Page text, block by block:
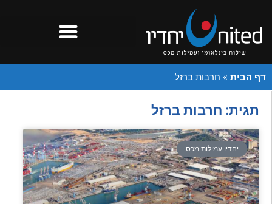
דף הבית » חרבות ברזל
תגית: חרבות ברזל
יחדיו עמילות מכס